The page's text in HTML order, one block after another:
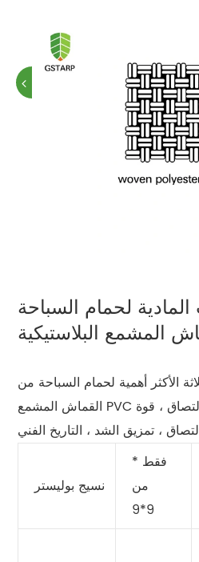
لحمام السباحة
المشمع البلاستيكية
الأكثر أهمية لحمام السباحة من
القماش المشمع PVC هي كسر قوة الشد/قوة الالتصاق ، قوة
نسيج بوليستر
فقط *
من
9*9